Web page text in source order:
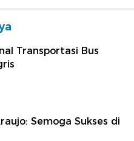
Transportasi Bus
Semoga Sukses di